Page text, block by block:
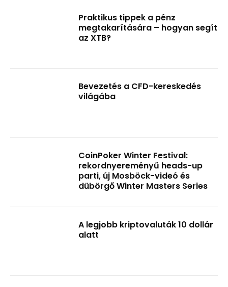
Praktikus tippek a pénz
megtakarítására – hogyan segít
az XTB?
Bevezetés a CFD-kereskedés
világába
CoinPoker Winter Festival:
rekordnyereményű heads-up
parti, új Mosböck-videó és
dübörgő Winter Masters Series
A legjobb kriptovaluták 10 dollár
alatt